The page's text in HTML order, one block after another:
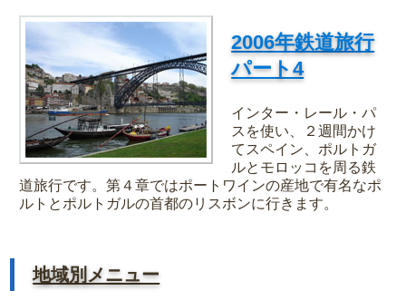
2006年鉄道旅行
パート4
インター・レール・パ
スを使い、２週間かけ
てスペイン、ポルトガ
ルとモロッコを周る鉄
道旅行です。第４章ではポートワインの産地で有名なポ
ルトとポルトガルの首都のリスボンに行きます。
地域別メニュー